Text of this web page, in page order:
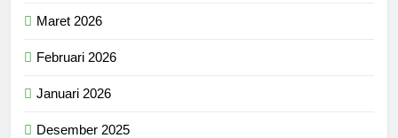
Maret 2026
Februari 2026
Januari 2026
Desember 2025